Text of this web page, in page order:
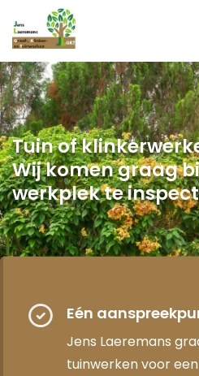
Tuin of
Wij komen graag
werkplek te
Eén
Jens Laeremans
tuinwerken voor